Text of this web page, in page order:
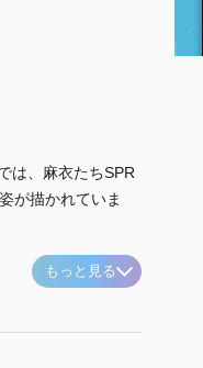
は、麻衣たちSPR
が描かれていま
もっと見る